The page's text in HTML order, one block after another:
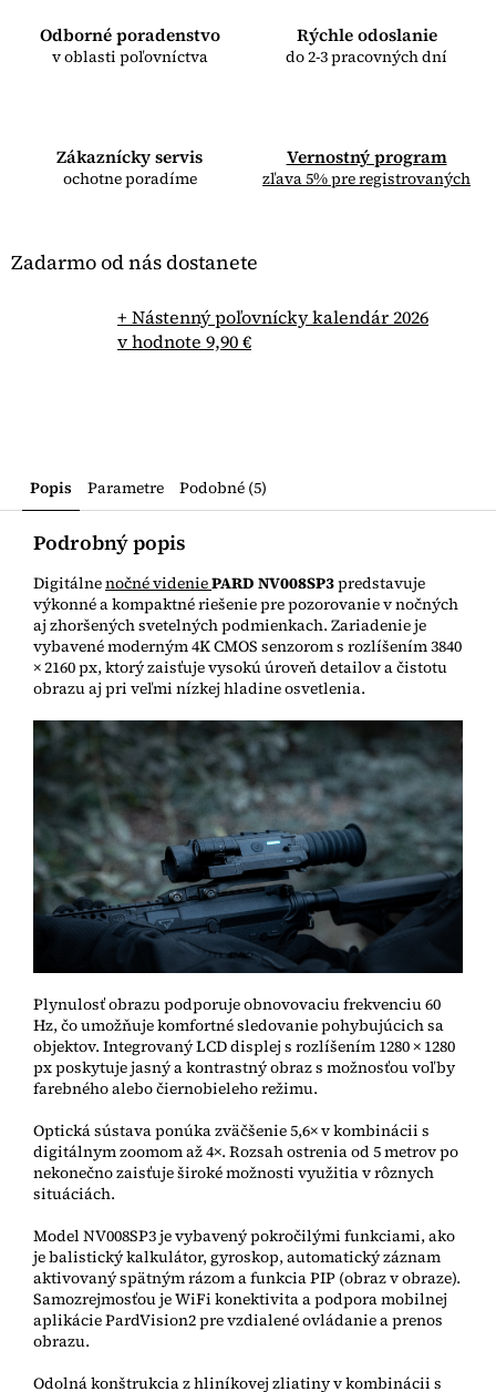
Odborné poradenstvo
v oblasti poľovníctva
Rýchle odoslanie
do 2-3 pracovných dní
Zákaznícky servis
ochotne poradíme
Vernostný program
zľava 5% pre registrovaných
Zadarmo od nás dostanete
+ Nástenný poľovnícky kalendár 2026
v hodnote 9,90 €
Popis Parametre Podobné (5)
Podrobný popis
Digitálnenočné videniePARD NV008SP3predstavuje
výkonné a kompaktné riešenie pre pozorovanie v nočných
aj zhoršených svetelných podmienkach. Zariadenie je
vybavené moderným 4K CMOS senzorom s rozlíšením 3840
× 2160 px, ktorý zaisťuje vysokú úroveň detailov a čistotu
obrazu aj pri veľmi nízkej hladine osvetlenia.
Plynulosť obrazu podporuje obnovovaciu frekvenciu 60
Hz, čo umožňuje komfortné sledovanie pohybujúcich sa
objektov. Integrovaný LCD displej s rozlíšením 1280 × 1280
px poskytuje jasný a kontrastný obraz s možnosťou voľby
farebného alebo čiernobieleho režimu.
Optická sústava ponúka zväčšenie 5,6× v kombinácii s
digitálnym zoomom až 4×. Rozsah ostrenia od 5 metrov po
nekonečno zaisťuje široké možnosti využitia v rôznych
situáciách.
Model NV008SP3 je vybavený pokročilými funkciami, ako
je balistický kalkulátor, gyroskop, automatický záznam
aktivovaný spätným rázom a funkcia PIP (obraz v obraze).
Samozrejmosťou je WiFi konektivita a podpora mobilnej
aplikácie PardVision2 pre vzdialené ovládanie a prenos
obrazu.
Odolná konštrukcia z hliníkovej zliatiny v kombinácii s